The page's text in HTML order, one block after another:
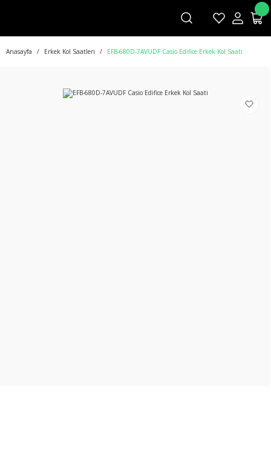
Anasayfa Erkek Kol Saatleri EFB-680D-7AVUDF Casio Edifice Erkek Kol Saati